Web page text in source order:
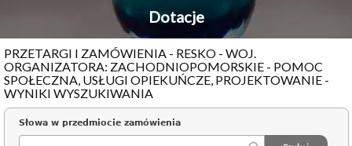
Dotacje
PRZETARGI I ZAMÓWIENIA - RESKO - WOJ.
ORGANIZATORA: ZACHODNIOPOMORSKIE - POMOC
SPOŁECZNA, USŁUGI OPIEKUŃCZE, PROJEKTOWANIE -
WYNIKI WYSZUKIWANIA
Słowa w przedmiocie zamówienia